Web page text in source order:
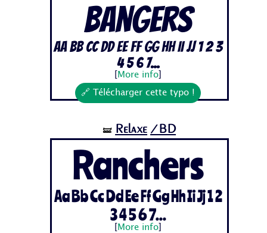
Bangers
Aa Bb Cc Dd Ee Ff Gg Hh Ii Jj 1 2 3
4 5 6 7...
More info
🔗 Télécharger cette typo !
🝛 Relaxe /BD
Ranchers
Aa Bb Cc Dd Ee Ff Gg Hh Ii Jj 1 2
3 4 5 6 7...
More info